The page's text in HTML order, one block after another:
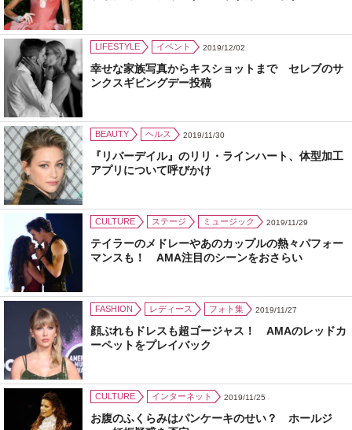
LIFESTYLE イベント 2019/12/02
幸せな家族写真からキスショットまで セレブのサ
ンクスギビングデー投稿
BEAUTY ヘルス 2019/11/30
『リバーデイル』のリリ・ラインハート、体型加工
アプリについて呼びかけ
CULTURE ステージ ミュージック 2019/11/29
テイラーのメドレーやあのカップルの熱々パフォー
マンスも！ AMA注目のシーンをおさらい
FASHION レディース フォト集 2019/11/27
顔ぶれもドレスも超ゴージャス！ AMAのレッドカ
ーペットをプレイバック
CULTURE インターネット 2019/11/25
お腹のふくらみはパンケーキのせい？ ホールジ